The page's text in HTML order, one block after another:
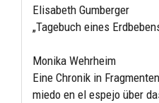
Elisabeth Gumberger
„Tagebuch eines
Monika Wehrheim
Eine Chronik in
miedo en el espejo über